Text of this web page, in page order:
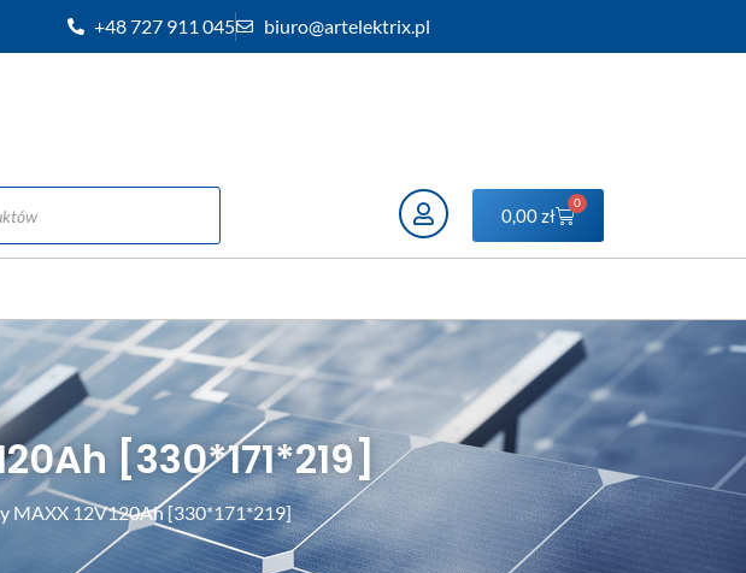
+48 727 911 045 biuro@artelektrix.pl
0,00zł
0
[330*171*219]
MAXX 12V120Ah [330*171*219]